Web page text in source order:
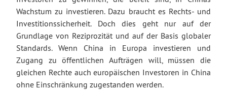
Wachstum zu investieren. Dazu braucht es Rechts- und
Investitionssicherheit. Doch dies geht nur auf der
Grundlage von Reziprozität und auf der Basis globaler
Standards. Wenn China in Europa investieren und
Zugang zu öffentlichen Aufträgen will, müssen die
gleichen Rechte auch europäischen Investoren in China
ohne Einschränkung zugestanden werden.